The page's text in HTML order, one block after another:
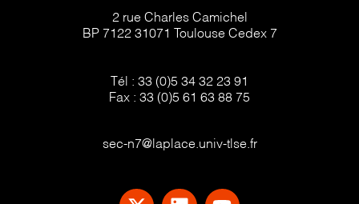
2 rue Charles Camichel
BP 7122 31071 Toulouse Cedex 7
Tél : 33 (0)5 34 32 23 91
Fax : 33 (0)5 61 63 88 75
sec-n7@laplace.univ-tlse.fr